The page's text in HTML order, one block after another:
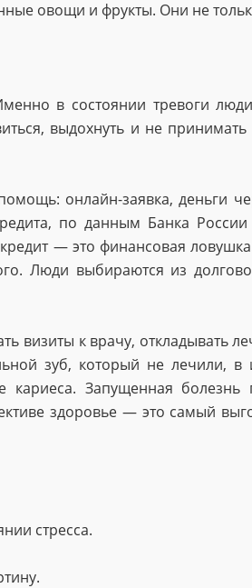
овощи и фрукты. Они не
в состоянии тревоги
выдохнуть и не
онлайн-заявка, деньги
по данным Банка
— это финансовая
Люди выбираются из
визиты к врачу, откладывать
зуб, который не лечили, в
Запущенная болезнь
здоровье — это самый
стресса.